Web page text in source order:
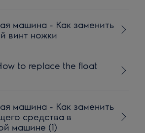
машина - Как заменить
винт ножки
to replace the float
машина - Как заменить
средства в
машине (1)